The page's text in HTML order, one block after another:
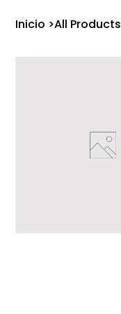
Inicio >All Products